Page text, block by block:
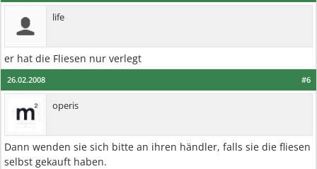
life
er hat die Fliesen nur verlegt
#6
26.02.2008
operis
Dann wenden sie sich bitte an ihren händler, falls sie die fliesen
selbst gekauft haben.